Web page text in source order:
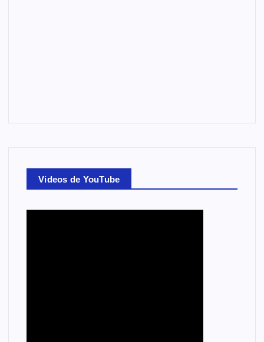
Videos de YouTube